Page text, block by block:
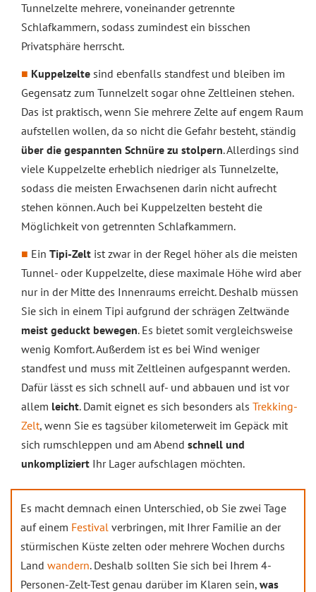
Tunnelzelte mehrere, voneinander getrennte
Schlafkammern, sodass zumindest ein bisschen
Privatsphäre herrscht.
Kuppelzelte sind ebenfalls standfest und bleiben im
Gegensatz zum Tunnelzelt sogar ohne Zeltleinen stehen.
Das ist praktisch, wenn Sie mehrere Zelte auf engem Raum
aufstellen wollen, da so nicht die Gefahr besteht, ständig
über die gespannten Schnüre zu stolpern. Allerdings sind
viele Kuppelzelte erheblich niedriger als Tunnelzelte,
sodass die meisten Erwachsenen darin nicht aufrecht
stehen können. Auch bei Kuppelzelten besteht die
Möglichkeit von getrennten Schlafkammern.
Ein Tipi-Zelt ist zwar in der Regel höher als die meisten
Tunnel- oder Kuppelzelte, diese maximale Höhe wird aber
nur in der Mitte des Innenraums erreicht. Deshalb müssen
Sie sich in einem Tipi aufgrund der schrägen Zeltwände
meist geduckt bewegen. Es bietet somit vergleichsweise
wenig Komfort. Außerdem ist es bei Wind weniger
standfest und muss mit Zeltleinen aufgespannt werden.
Dafür lässt es sich schnell auf- und abbauen und ist vor
allem leicht. Damit eignet es sich besonders als Trekking-
Zelt, wenn Sie es tagsüber kilometerweit im Gepäck mit
sich rumschleppen und am Abend schnell und
unkompliziert Ihr Lager aufschlagen möchten.
Es macht demnach einen Unterschied, ob Sie zwei Tage
auf einem Festival verbringen, mit Ihrer Familie an der
stürmischen Küste zelten oder mehrere Wochen durchs
Land wandern. Deshalb sollten Sie sich bei Ihrem 4-
Personen-Zelt-Test genau darüber im Klaren sein, was